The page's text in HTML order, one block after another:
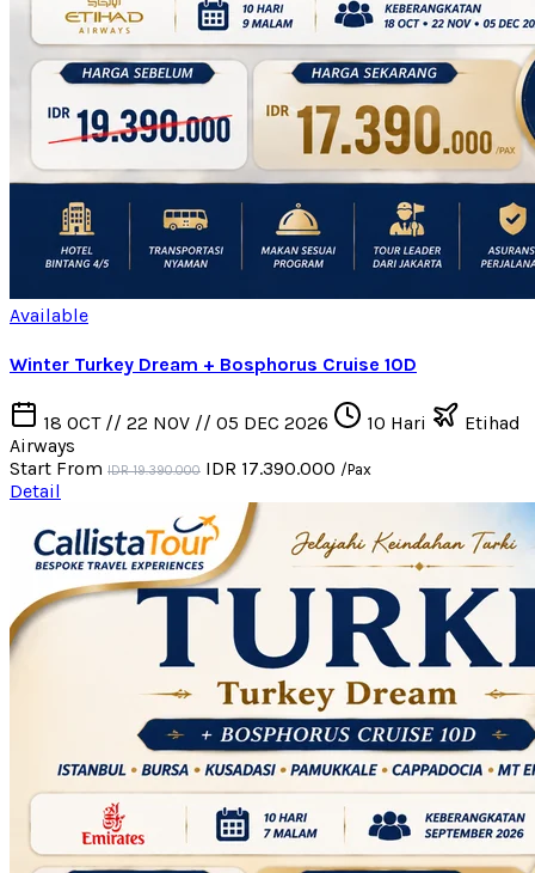
Available
Winter Turkey Dream + Bosphorus Cruise 10D
18 OCT // 22 NOV // 05 DEC 2026 10 Hari
Etihad
Airways
Start From IDR 19.390.000 IDR 17.390.000 /Pax
Detail